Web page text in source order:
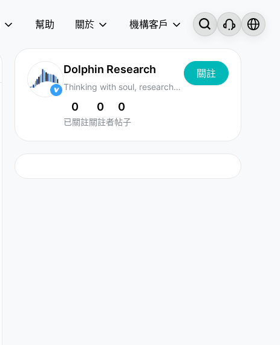
幫助 關於 機構客戶
Dolphin Research
Thinking with soul, research
with attitude
關註
0
已關註
0
關註者
0
帖子